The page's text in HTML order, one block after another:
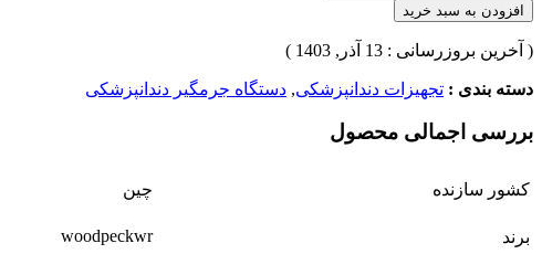
افزودن به سبد خرید
( آخرین بروزرسانی : 13 آذر, 1403 )
دسته بندی : تجهیزات دندانپزشکی, دستگاه جرمگیر دندانپزشکی
بررسی اجمالی محصول
کشور سازنده چین
برند woodpeckwr